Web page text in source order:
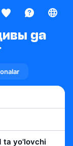
ga
ta yo'lovchi